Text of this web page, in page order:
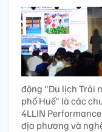
động "Du lịch Trải
phố Huế" là các
4LLIN
địa phương và